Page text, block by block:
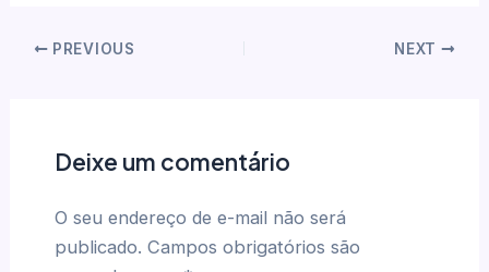
PREVIOUS NEXT
Deixe um comentário
O seu endereço de e-mail não será
publicado. Campos obrigatórios são